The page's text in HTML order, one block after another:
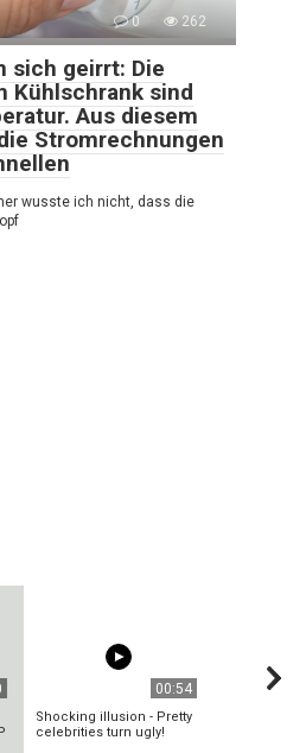
0 262
sich geirrt: Die
Kühlschrank sind
Aus diesem
Stromrechnungen
wusste ich nicht, dass die
00:54
Shocking illusion - Pretty
celebrities turn ugly!